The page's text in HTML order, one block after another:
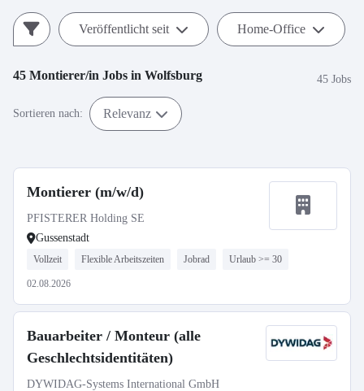
Veröffentlicht seit Home-Office
45 Montierer/in Jobs in Wolfsburg 45 Jobs
Sortieren nach: Relevanz
Montierer (m/w/d)
PFISTERER Holding SE
Gussenstadt
Vollzeit Flexible Arbeitszeiten Jobrad Urlaub >= 30
02.08.2026
Bauarbeiter / Monteur (alle
Geschlechtsidentitäten)
DYWIDAG-Systems International GmbH